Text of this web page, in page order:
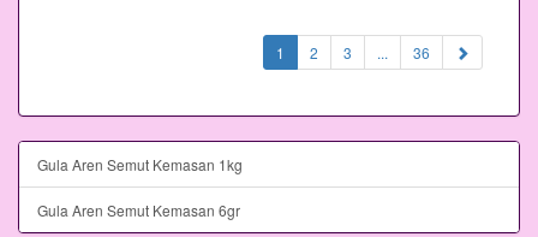
1 (current)
2 3 ... 36
Gula Aren Semut Kemasan 1kg
Gula Aren Semut Kemasan 6gr